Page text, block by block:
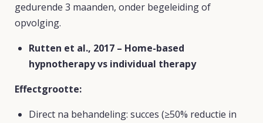
gedurende 3 maanden, onder begeleiding of
opvolging.
Rutten et al., 2017 – Home-based
hypnotherapy vs individual therapy
Effectgrootte:
Direct na behandeling: succes (≥50% reductie in